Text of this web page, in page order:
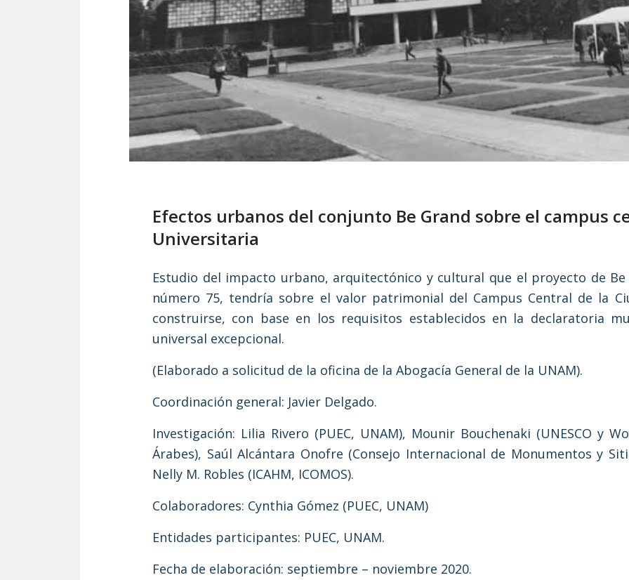
Efectos urbanos del conjunto Be Grand sobre el campus
Universitaria
Estudio del impacto urbano, arquitectónico y cultural que el proyecto de Be
número 75, tendría sobre el valor patrimonial del Campus Central de la
construirse, con base en los requisitos establecidos en la declaratoria
universal excepcional.
(Elaborado a solicitud de la oficina de la Abogacía General de la UNAM).
Coordinación general: Javier Delgado.
Investigación: Lilia Rivero (PUEC, UNAM), Mounir Bouchenaki (UNESCO y
Árabes), Saúl Alcántara Onofre (Consejo Internacional de Monumentos y
Nelly M. Robles (ICAHM, ICOMOS).
Colaboradores: Cynthia Gómez (PUEC, UNAM)
Entidades participantes: PUEC, UNAM.
Fecha de elaboración: septiembre – noviembre 2020.